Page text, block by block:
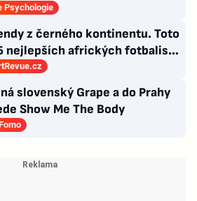
jen dokonalá výmluva
Psychologie
z černého kontinentu. Toto
nejlepších afrických fotbalistů
dob
slovenský Grape a do Prahy
Show Me The Body